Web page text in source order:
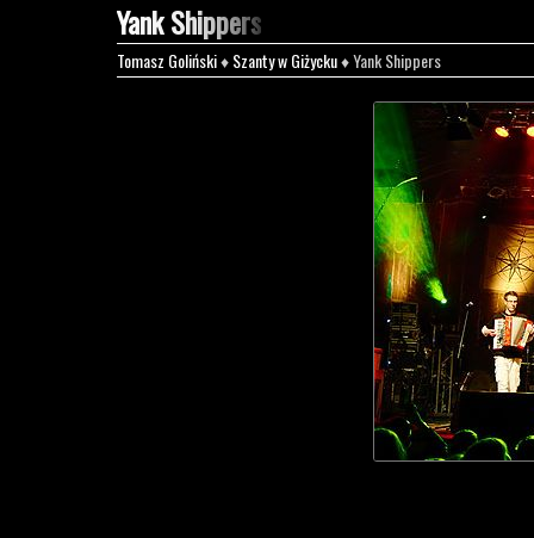
Yank Shippers
Tomasz Goliński♦Szanty w Giżycku♦ Yank Shippers